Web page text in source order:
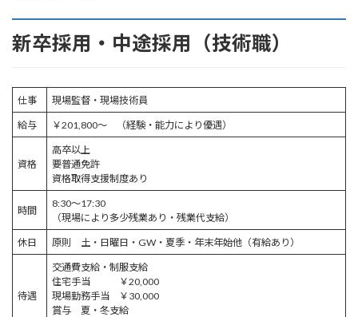
新卒採用・中途採用（技術職）
仕事 現場監督・現場技術員
給与 ￥201,800～ （経験・能力により優遇）
資格
高卒以上
要普通免許
資格取得支援制度あり
時間
8:30～17:30
（現場により多少残業あり・残業代支給）
休日 原則 土・日曜日・GW・夏季・年末年始他（有給あり）
待遇
交通費支給・制服支給
住宅手当 ￥20,000
現場勤務手当 ￥30,000
賞与 夏・冬支給